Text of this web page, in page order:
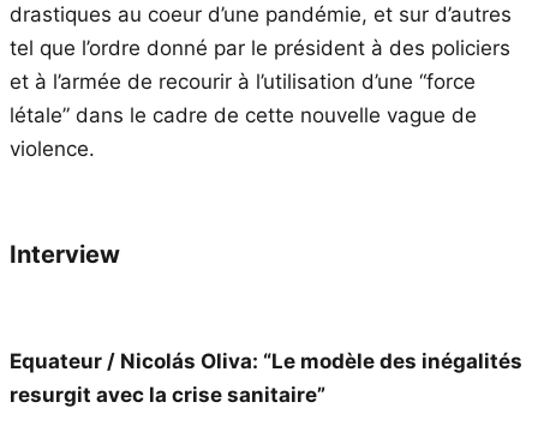
drastiques au coeur d’une pandémie, et sur d’autres
tel que l’ordre donné par le président à des policiers
et à l’armée de recourir à l’utilisation d’une “force
létale” dans le cadre de cette nouvelle vague de
violence.
Interview
Equateur / Nicolás Oliva: “Le modèle des inégalités
resurgit avec la crise sanitaire”